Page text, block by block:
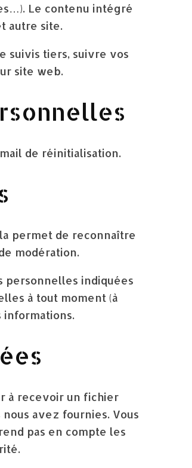
Le contenu intégré
autre site.
suivis tiers, suivre vos
site web.
de réinitialisation.
permet de reconnaître
modération.
personnelles indiquées
à tout moment (à
informations.
à recevoir un fichier
avez fournies. Vous
pas en compte les